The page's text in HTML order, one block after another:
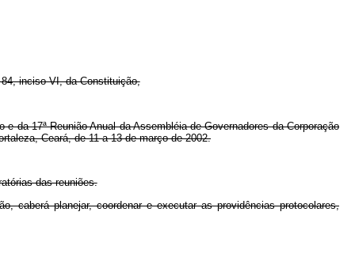
inciso VI, da Constituição,
e da 17ªReunião Anual da Assembléia de Governadores da Corporação
Ceará, de 11 a 13 de março de 2002.
das reuniões.
caberá planejar, coordenar e executar as providências protocolares,